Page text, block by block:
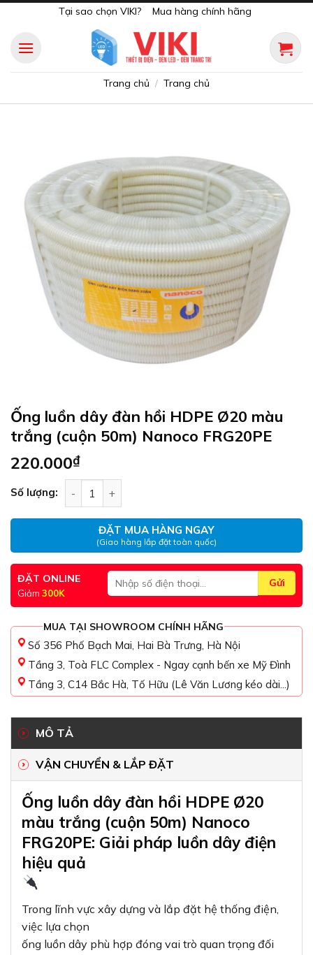
content
Tại sao chọn VIKI? Mua hàng chính hãng
Trang chủ / Trang chủ
Ống luồn dây đàn hồi HDPE Ø20 màu
trắng (cuộn 50m) Nanoco FRG20PE
220.000₫
Số lượng:
ĐẶT MUA HÀNG NGAY
(Giao hàng lắp đặt toàn quốc)
ĐẶT ONLINE
Giảm 300K
MUA TẠI SHOWROOM CHÍNH HÃNG
Số 356 Phố Bạch Mai, Hai Bà Trưng, Hà Nội
Tầng 3, Toà FLC Complex - Ngay cạnh bến xe Mỹ Đình
Tầng 3, C14 Bắc Hà, Tố Hữu (Lê Văn Lương kéo dài...)
MÔ TẢ
VẬN CHUYỂN & LẮP ĐẶT
Ống luồn dây đàn hồi HDPE Ø20
màu trắng (cuộn 50m) Nanoco
FRG20PE: Giải pháp luồn dây điện
hiệu quả
Trong lĩnh vực xây dựng và lắp đặt hệ thống điện,
việc lựa chọn
ống luồn dây phù hợp đóng vai trò quan trọng đối